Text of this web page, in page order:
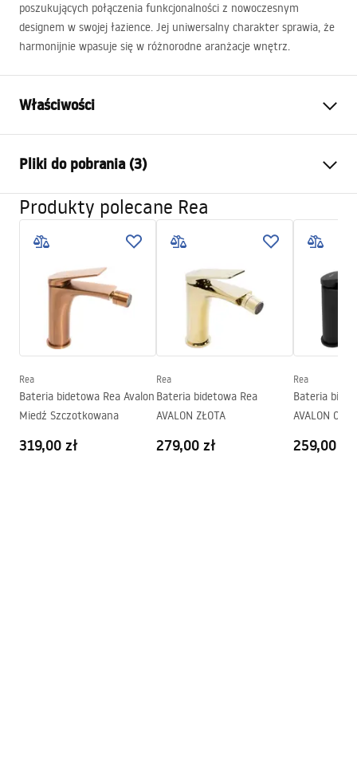
poszukujących połączenia funkcjonalności z nowoczesnym
designem w swojej łazience. Jej uniwersalny charakter sprawia, że
harmonijnie wpasuje się w różnorodne aranżacje wnętrz.
Właściwości
Sposób montażu:
Kolor:
Czarny
Rodzaj wylewki:
Ruchoma
Materiał:
Mosiądz
Zasięg wylewki:
110mm
Wysokość (mm):
160mm
Średnica podłączenia:
3/8 cala
Model
Pliki do pobrania (3)
Instrukcja montażu
Warunki gwarancji
Warranty_Terms_and_Conditions_Faucets_-_5.pdf
Pielęgnacja
Produkty polecane Rea
Rea
Bateria bidetowa Rea Avalon
Miedź Szczotkowana
319,00 zł
Rea
Bateria bidetowa Rea
AVALON ZŁOTA
279,00 zł
Rea
Bateria
AVALON
259,00 zł